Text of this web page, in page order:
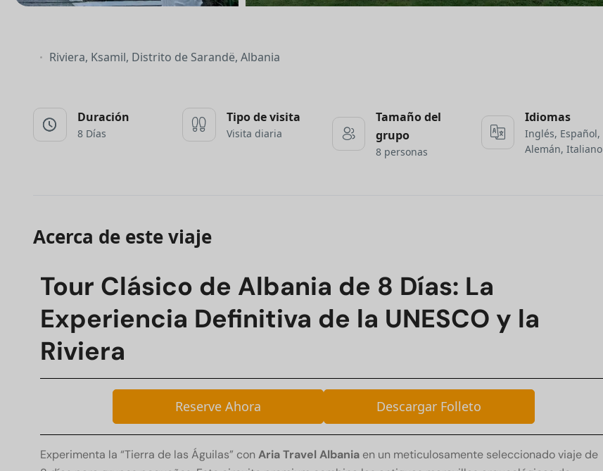
Riviera, Ksamil, Distrito de Sarandë, Albania
Duración
8 Días
Tipo de visita
Visita diaria
Tamaño del
grupo
8 personas
Idiomas
Inglés, Español,
Alemán, Italiano
Acerca de este viaje
Tour Clásico de Albania de 8 Días: La
Experiencia Definitiva de la UNESCO y la
Riviera
Reserve Ahora Descargar Folleto
Experimenta la “Tierra de las Águilas” con Aria Travel Albania en un meticulosamente seleccionado viaje de